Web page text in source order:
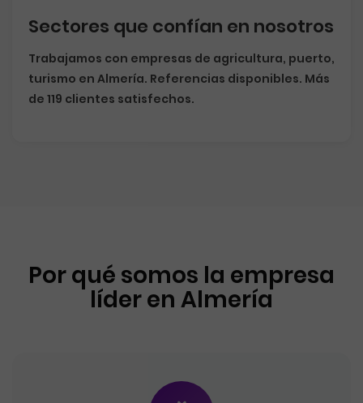
Sectores que confían en nosotros
Trabajamos con empresas de agricultura, puerto,
turismo en Almería. Referencias disponibles. Más
de 119 clientes satisfechos.
Por qué somos la empresa
líder en Almería